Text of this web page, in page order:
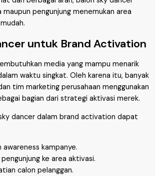
pengunjung menemukan area
untuk Brand Activation
media yang mampu menarik
waktu singkat. Oleh karena itu, banyak
tim marketing perusahaan menggunakan
bagian dari strategi aktivasi merek.
dancer dalam brand activation dapat
awareness kampanye.
ke area aktivasi.
calon pelanggan.